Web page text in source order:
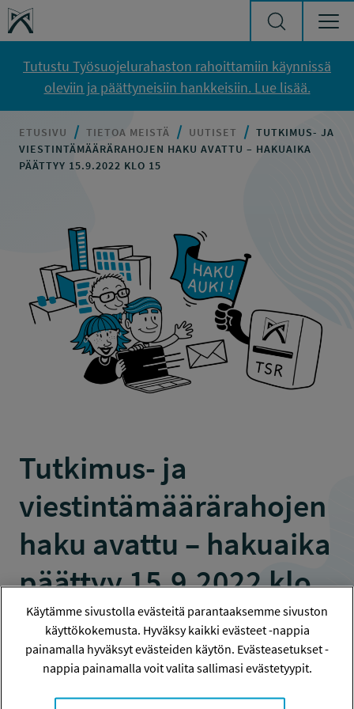
Siirry sisältöön
Työsuojelurahasto
Tutustu Työsuojelurahaston rahoittamiin käynnissä
oleviin ja päättyneisiin hankkeisiin. Lue lisää.
ETUSIVU TIETOA MEISTÄ UUTISET
TUTKIMUS- JA
VIESTINTÄMÄÄRÄRAHOJEN HAKU AVATTU – HAKUAIKA
PÄÄTTYY 15.9.2022 KLO 15
Tutkimus- ja
viestintämäärärahojen
haku avattu – hakuaika
päättyy 15.9.2022 klo
15
22.8.2022
Käytämme sivustolla evästeitä parantaaksemme sivuston
käyttökokemusta. Hyväksy kaikki evästeet -nappia
painamalla hyväksyt evästeiden käytön. Evästeasetukset -
nappia painamalla voit valita sallimasi evästetyypit.